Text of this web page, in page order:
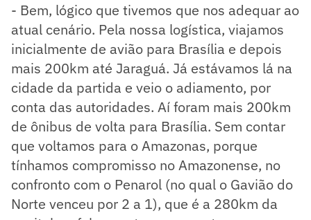
- Bem, lógico que tivemos que nos adequar ao
atual cenário. Pela nossa logística, viajamos
inicialmente de avião para Brasília e depois
mais 200km até Jaraguá. Já estávamos lá na
cidade da partida e veio o adiamento, por
conta das autoridades. Aí foram mais 200km
de ônibus de volta para Brasília. Sem contar
que voltamos para o Amazonas, porque
tínhamos compromisso no Amazonense, no
confronto com o Penarol (no qual o Gavião do
Norte venceu por 2 a 1), que é a 280km da